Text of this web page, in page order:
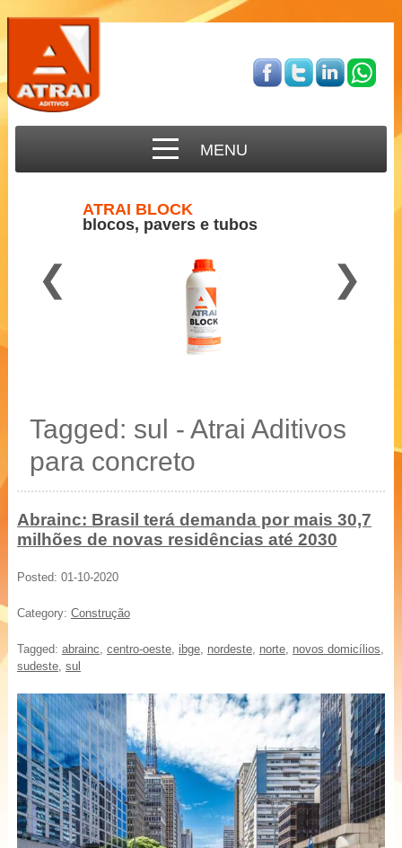
MENU
ATRAI BLOCK
blocos, pavers e tubos
Blocos, Pavers, Tubos
❮ ❯
Tagged: sul - Atrai Aditivos
para concreto
Abrainc: Brasil terá demanda por mais 30,7
milhões de novas residências até 2030
Posted: 01-10-2020
Category: Construção
Tagged: abrainc, centro-oeste, ibge, nordeste, norte, novos domicílios,
sudeste, sul